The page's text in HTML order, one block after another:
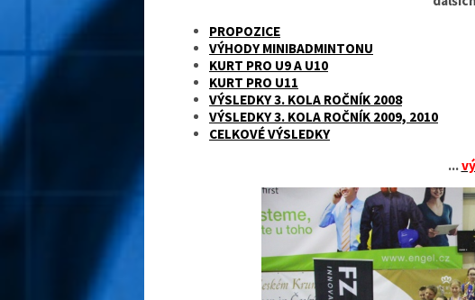
PROPOZICE
VÝHODY MINIBADMINTONU
KURT PRO U9 A U10
KURT PRO U11
VÝSLEDKY 3. KOLA ROČNÍK 2008
VÝSLEDKY 3. KOLA ROČNÍK 2009, 2010
CELKOVÉ VÝSLEDKY
...